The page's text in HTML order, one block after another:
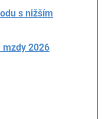
s nižším
mzdy 2026